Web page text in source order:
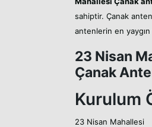
sahiptir. Çanak
antenlerin en
23 Nisan
Çanak
Kurulum
23 Nisan Mahallesi